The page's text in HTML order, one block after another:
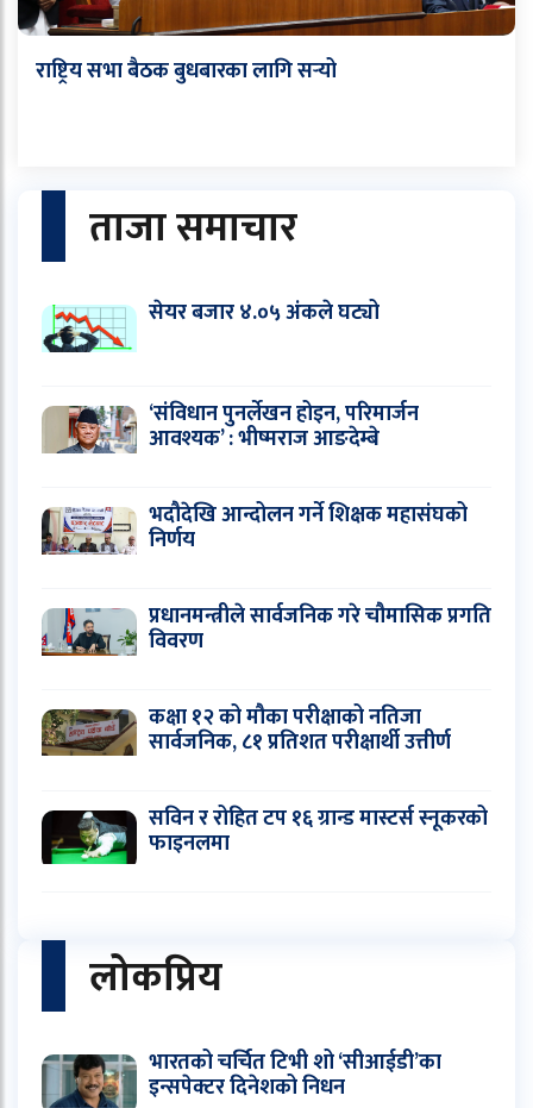
राष्ट्रिय सभा बैठक बुधबारका लागि सर्‍यो
ताजा समाचार
सेयर बजार ४.०५ अंकले घट्यो
‘संविधान पुनर्लेखन होइन, परिमार्जन
आवश्यक’ : भीष्मराज आङदेम्बे
भदौदेखि आन्दोलन गर्ने शिक्षक महासंघको
निर्णय
प्रधानमन्त्रीले सार्वजनिक गरे चौमासिक प्रगति
विवरण
कक्षा १२ को मौका परीक्षाको नतिजा
सार्वजनिक, ८१ प्रतिशत परीक्षार्थी उत्तीर्ण
सविन र रोहित टप १६ ग्रान्ड मास्टर्स स्नूकरको
फाइनलमा
लोकप्रिय
भारतको चर्चित टिभी शो ‘सीआईडी’का
इन्सपेक्टर दिनेशको निधन